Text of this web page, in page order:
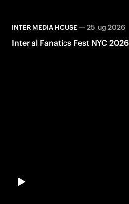
INTER MEDIA HOUSE— 25 lug 2026
Inter al Fanatics Fest NYC 2026